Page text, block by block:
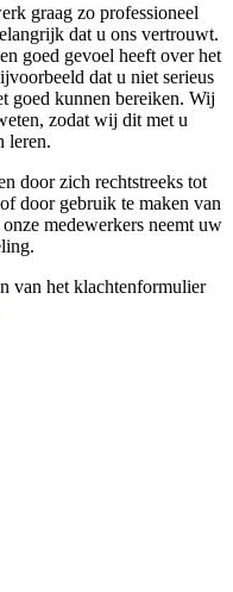
graag zo professioneel
dat u ons vertrouwt.
goed gevoel heeft over het
dat u niet serieus
goed kunnen bereiken. Wij
zodat wij dit met u
leren.
door zich rechtstreeks tot
door gebruik te maken van
medewerkers neemt uw
van het klachtenformulier